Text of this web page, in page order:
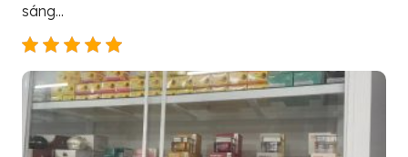
sáng...